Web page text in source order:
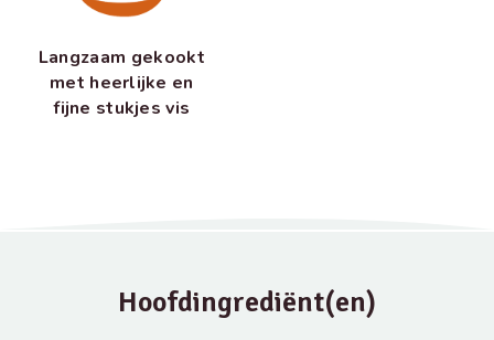
Langzaam gekookt
met heerlijke en
fijne stukjes vis
Hoofdingrediënt(en)